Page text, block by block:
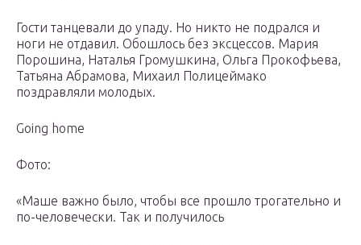
Гости танцевали до упаду. Но никто не подрался и
ноги не отдавил. Обошлось без эксцессов. Мария
Порошина, Наталья Громушкина, Ольга Прокофьева,
Татьяна Абрамова, Михаил Полицеймако
поздравляли молодых.
Going home
Фото:
«Маше важно было, чтобы все прошло трогательно и
по-человечески. Так и получилось